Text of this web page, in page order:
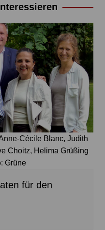
Cécile Blanc, Judith
Choitz, Helima Grüßing
Grüne
für den